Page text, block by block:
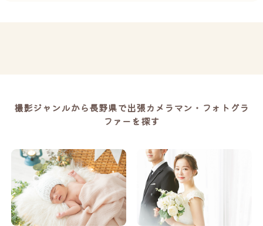
撮影ジャンルから長野県で出張カメラマン・フォトグラ
ファーを探す